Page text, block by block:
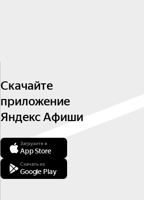
Скачайте
приложение
Яндекс Афиши
Загрузите в
App Store
Скачать из
Google Play